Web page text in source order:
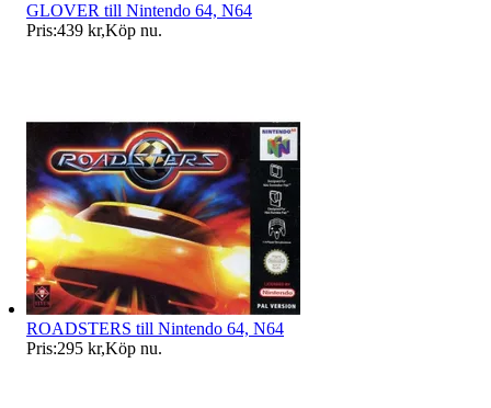
GLOVER till Nintendo 64, N64
Pris:439 kr,Köp nu.
ROADSTERS till Nintendo 64, N64
Pris:295 kr,Köp nu.